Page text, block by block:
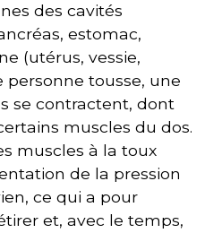
des cavités
estomac,
(utérus, vessie,
personne tousse, une
se contractent, dont
muscles du dos.
muscles à la toux
de la pression
ce qui a pour
et, avec le temps,